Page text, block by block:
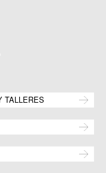
TALLERES